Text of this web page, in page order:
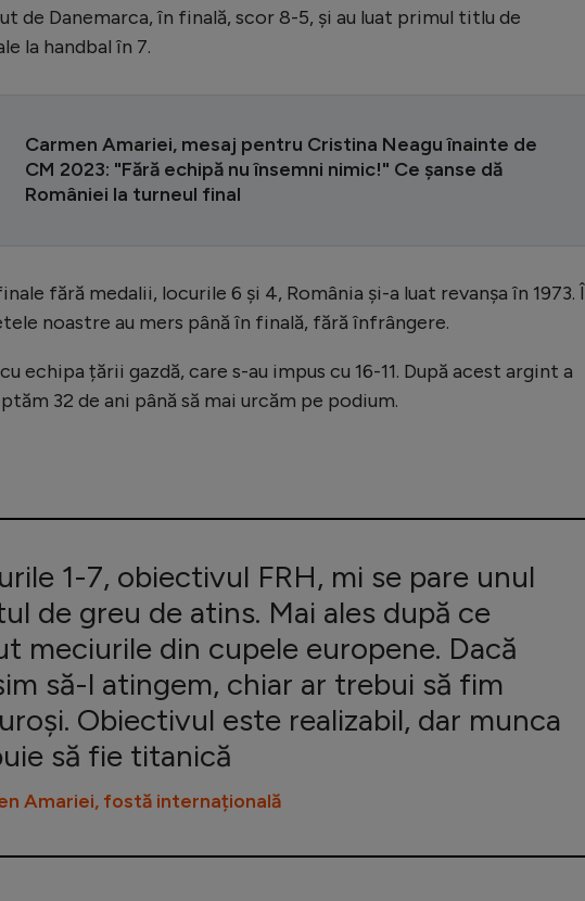
de Danemarca, în finală, scor 8-5, și au luat primul titlu de
la handbal în 7.
Carmen Amariei, mesaj pentru Cristina Neagu înainte de
CM 2023: "Fără echipă nu însemni nimic!" Ce șanse dă
României la turneul final
fără medalii, locurile 6 și 4, România și-a luat revanșa în 1973.
noastre au mers până în finală, fără înfrângere.
echipa țării gazdă, care s-au impus cu 16-11. După acest argint a
32 de ani până să mai urcăm pe podium.
1-7, obiectivul FRH, mi se pare unul
de greu de atins. Mai ales după ce
meciurile din cupele europene. Dacă
să-l atingem, chiar ar trebui să fim
Obiectivul este realizabil, dar munca
să fie titanică
Amariei, fostă internațională